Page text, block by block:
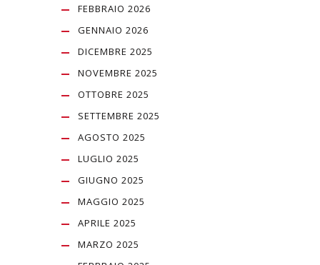
FEBBRAIO 2026
GENNAIO 2026
DICEMBRE 2025
NOVEMBRE 2025
OTTOBRE 2025
SETTEMBRE 2025
AGOSTO 2025
LUGLIO 2025
GIUGNO 2025
MAGGIO 2025
APRILE 2025
MARZO 2025